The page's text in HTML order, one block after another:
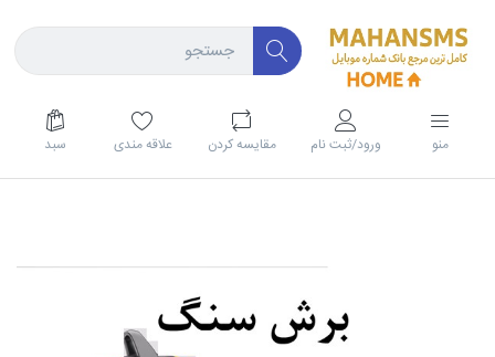
منو ورود/ثبت نام مقايسه كردن علاقه مندی سبد